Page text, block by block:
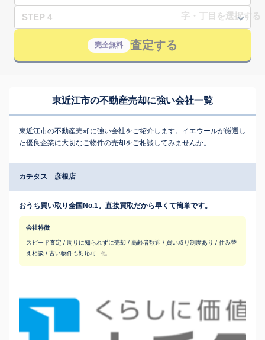
STEP 4
完全無料 査定する
東近江市の不動産売却に強い会社一覧
東近江市の不動産売却に強い会社をご紹介します。イエウールが厳選し
た優良企業に大切なご物件の売却をご相談してみませんか。
カチタス 彦根店
おうち買い取り全国No.1。直接買取だから早くて簡単です。
会社特徴
スピード査定 / 周りに知られずに売却 / 高齢者歓迎 / 買い取り制度あり / 住み替
え相談 / 古い物件も対応可
他...